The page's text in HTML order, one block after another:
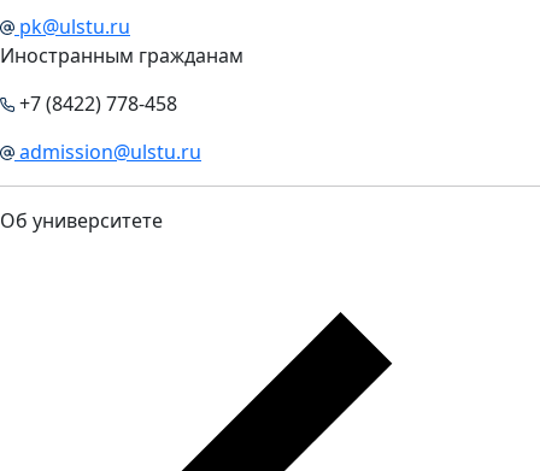
pk@ulstu.ru
Иностранным гражданам
+7 (8422) 778-458
admission@ulstu.ru
Об университете